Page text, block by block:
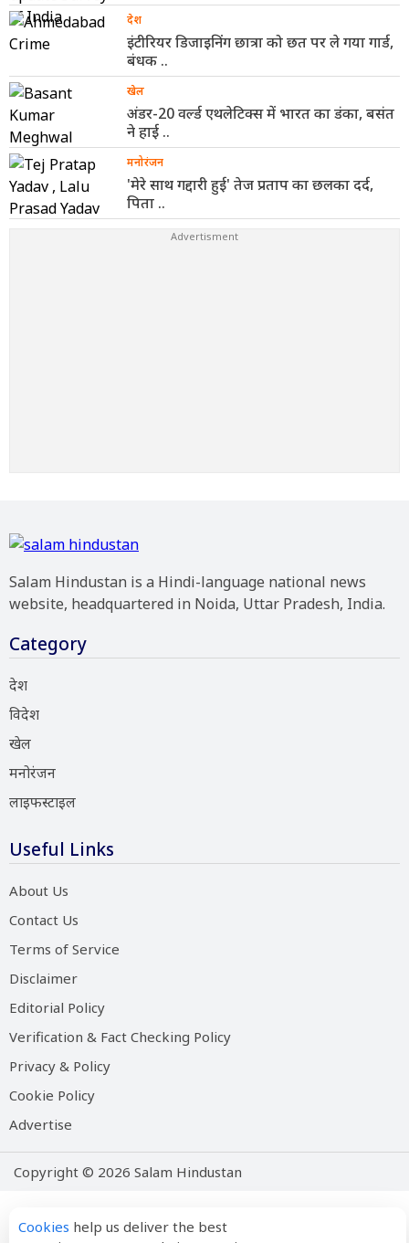
देश
इंटीरियर डिजाइनिंग छात्रा को छत पर ले गया गार्ड,
बंधक ..
खेल
अंडर-20 वर्ल्ड एथलेटिक्स में भारत का डंका, बसंत
ने हाई ..
मनोरंजन
'मेरे साथ गद्दारी हुई' तेज प्रताप का छलका दर्द,
पिता ..
Salam Hindustan is a Hindi-language national news
website, headquartered in Noida, Uttar Pradesh, India.
Category
देश
विदेश
खेल
मनोरंजन
लाइफस्टाइल
Useful Links
About Us
Contact Us
Terms of Service
Disclaimer
Editorial Policy
Verification & Fact Checking Policy
Privacy & Policy
Cookie Policy
Advertise
Copyright © 2026 Salam Hindustan
Cookies help us deliver the best